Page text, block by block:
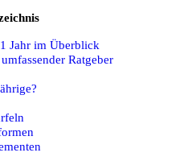
Jahr im Überblick
Ratgeber